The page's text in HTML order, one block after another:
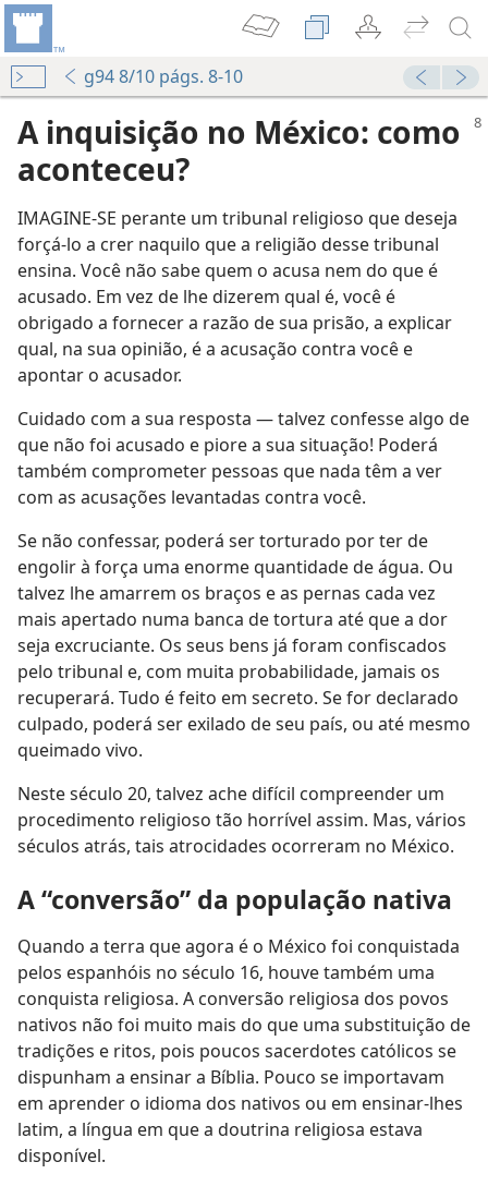
g94 8/10 págs. 8-10
A inquisição no México: como
aconteceu?
IMAGINE-SE perante um tribunal religioso que deseja
forçá-lo a crer naquilo que a religião desse tribunal
ensina. Você não sabe quem o acusa nem do que é
acusado. Em vez de lhe dizerem qual é, você é
obrigado a fornecer a razão de sua prisão, a explicar
qual, na sua opinião, é a acusação contra você e
apontar o acusador.
Cuidado com a sua resposta — talvez confesse algo de
que não foi acusado e piore a sua situação! Poderá
também comprometer pessoas que nada têm a ver
com as acusações levantadas contra você.
Se não confessar, poderá ser torturado por ter de
engolir à força uma enorme quantidade de água. Ou
talvez lhe amarrem os braços e as pernas cada vez
mais apertado numa banca de tortura até que a dor
seja excruciante. Os seus bens já foram confiscados
pelo tribunal e, com muita probabilidade, jamais os
recuperará. Tudo é feito em secreto. Se for declarado
culpado, poderá ser exilado de seu país, ou até mesmo
queimado vivo.
Neste século 20, talvez ache difícil compreender um
procedimento religioso tão horrível assim. Mas, vários
séculos atrás, tais atrocidades ocorreram no México.
A “conversão” da população nativa
Quando a terra que agora é o México foi conquistada
pelos espanhóis no século 16, houve também uma
conquista religiosa. A conversão religiosa dos povos
nativos não foi muito mais do que uma substituição de
tradições e ritos, pois poucos sacerdotes católicos se
dispunham a ensinar a Bíblia. Pouco se importavam
em aprender o idioma dos nativos ou em ensinar-lhes
latim, a língua em que a doutrina religiosa estava
disponível.